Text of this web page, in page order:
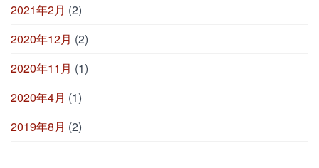
2021年2月 (2)
2020年12月 (2)
2020年11月 (1)
2020年4月 (1)
2019年8月 (2)